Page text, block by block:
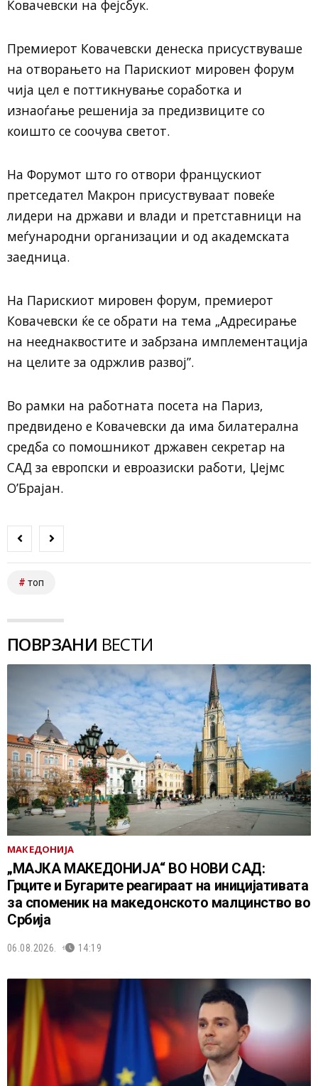
Ковачевски на фејсбук.
Премиерот Ковачевски денеска присуствуваше
на отворањето на Парискиот мировен форум
чија цел е поттикнување соработка и
изнаоѓање решенија за предизвиците со
коишто се соочува светот.
На Форумот што го отвори францускиот
претседател Макрон присуствуваат повеќе
лидери на држави и влади и претставници на
меѓународни организации и од академската
заедница.
На Парискиот мировен форум, премиерот
Ковачевски ќе се обрати на тема „Адресирање
на нееднаквостите и забрзана имплементација
на целите за одржлив развој”.
Во рамки на работната посета на Париз,
предвидено е Ковачевски да има билатерална
средба со помошникот државен секретар на
САД за европски и евроазиски работи, Џејмс
О’Брајан.
топ
ПОВРЗАНИ ВЕСТИ
МАКЕДОНИЈА
„МАЈКА МАКЕДОНИЈА“ ВО НОВИ САД:
Грците и Бугарите реагираат на иницијативата
за споменик на македонското малцинство во
Србија
06.08.2026. 14:19